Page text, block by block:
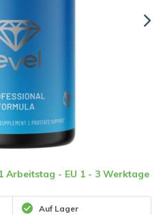
Arbeitstag - EU 1 - 3 Werktage
Auf Lager